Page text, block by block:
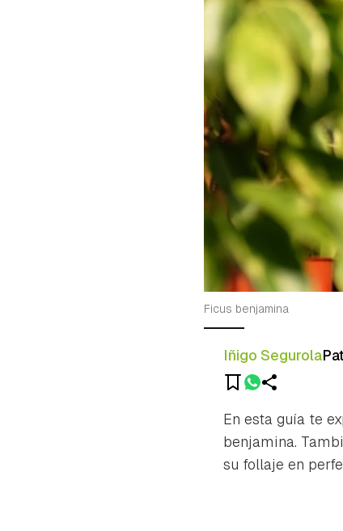
Ficus benjamina
Iñigo Segurola
En esta guía te
benjamina.
su follaje en